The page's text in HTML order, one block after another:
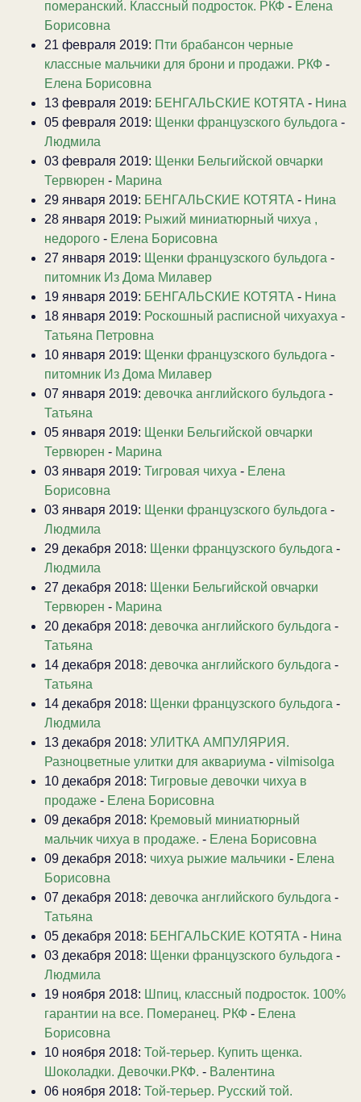
померанский. Классный подросток. РКФ - Елена
Борисовна
21 февраля 2019: Пти брабансон черные
классные мальчики для брони и продажи. РКФ -
Елена Борисовна
13 февраля 2019: БЕНГАЛЬСКИЕ КОТЯТА - Нина
05 февраля 2019: Щенки французского бульдога -
Людмила
03 февраля 2019: Щенки Бельгийской овчарки
Тервюрен - Марина
29 января 2019: БЕНГАЛЬСКИЕ КОТЯТА - Нина
28 января 2019: Рыжий миниатюрный чихуа ,
недорого - Елена Борисовна
27 января 2019: Щенки французского бульдога -
питомник Из Дома Милавер
19 января 2019: БЕНГАЛЬСКИЕ КОТЯТА - Нина
18 января 2019: Роскошный расписной чихуахуа -
Татьяна Петровна
10 января 2019: Щенки французского бульдога -
питомник Из Дома Милавер
07 января 2019: девочка английского бульдога -
Татьяна
05 января 2019: Щенки Бельгийской овчарки
Тервюрен - Марина
03 января 2019: Тигровая чихуа - Елена
Борисовна
03 января 2019: Щенки французского бульдога -
Людмила
29 декабря 2018: Щенки французского бульдога -
Людмила
27 декабря 2018: Щенки Бельгийской овчарки
Тервюрен - Марина
20 декабря 2018: девочка английского бульдога -
Татьяна
14 декабря 2018: девочка английского бульдога -
Татьяна
14 декабря 2018: Щенки французского бульдога -
Людмила
13 декабря 2018: УЛИТКА АМПУЛЯРИЯ.
Разноцветные улитки для аквариума - vilmisolga
10 декабря 2018: Тигровые девочки чихуа в
продаже - Елена Борисовна
09 декабря 2018: Кремовый миниатюрный
мальчик чихуа в продаже. - Елена Борисовна
09 декабря 2018: чихуа рыжие мальчики - Елена
Борисовна
07 декабря 2018: девочка английского бульдога -
Татьяна
05 декабря 2018: БЕНГАЛЬСКИЕ КОТЯТА - Нина
03 декабря 2018: Щенки французского бульдога -
Людмила
19 ноября 2018: Шпиц, классный подросток. 100%
гарантии на все. Померанец. РКФ - Елена
Борисовна
10 ноября 2018: Той-терьер. Купить щенка.
Шоколадки. Девочки.РКФ. - Валентина
06 ноября 2018: Той-терьер. Русский той.